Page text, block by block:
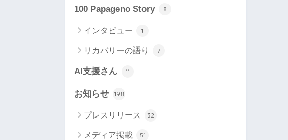
100 Papageno Story 8
インタビュー 1
リカバリーの語り 7
AI支援さん 11
お知らせ 198
プレスリリース 32
メディア掲載 51